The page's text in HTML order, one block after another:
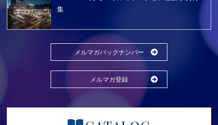
集
メルマガバックナンバー
メルマガ登録